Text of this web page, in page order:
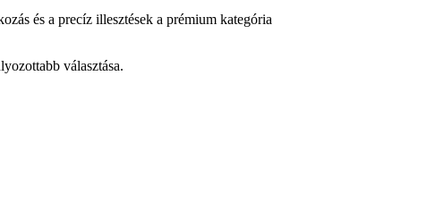
és a precíz illesztések a prémium kategória
választása.